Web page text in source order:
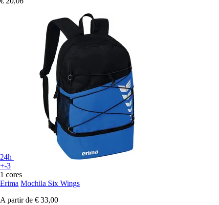
24h
+-3
1 cores
Erima Mochila Six Wings
A partir de € 33,00